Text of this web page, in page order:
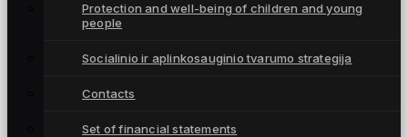
Protection and well-being of children and young
people
Socialinio ir aplinkosauginio tvarumo strategija
Contacts
Set of financial statements
Moterų futbolo klubas „Gintra“ – daugkartinės
Lietuvos čempionės iš Šiaulių, atstovaujančios